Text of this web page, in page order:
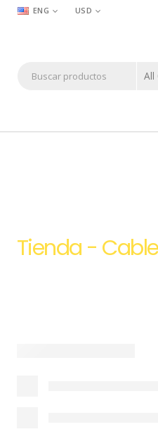
ENG USD
Tienda -